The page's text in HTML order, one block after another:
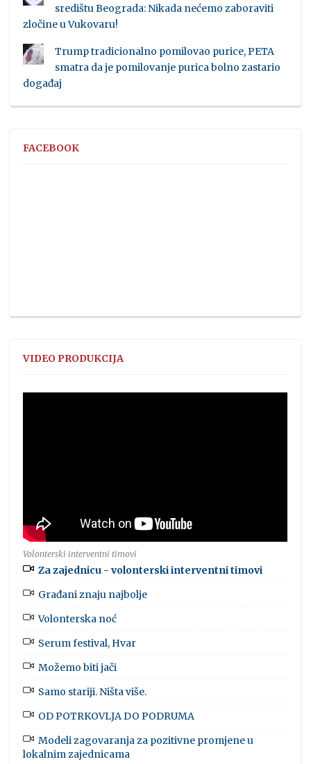
središtu Beograda: Nikada nećemo zaboraviti
zločine u Vukovaru!
Trump tradicionalno pomilovao purice, PETA
smatra da je pomilovanje purica bolno zastario
događaj
FACEBOOK
VIDEO PRODUKCIJA
Volonterski interventni timovi
Za zajednicu - volonterski interventni timovi
Građani znaju najbolje
Volonterska noć
Serum festival, Hvar
Možemo biti jači
Samo stariji. Ništa više.
OD POTRKOVLJA DO PODRUMA
Modeli zagovaranja za pozitivne promjene u
lokalnim zajednicama